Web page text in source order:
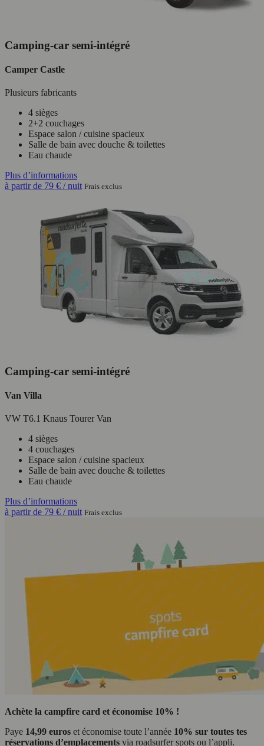
Camping-car semi-intégré
Camper Castle
Plusieurs fabricants
4 sièges
2+2 couchages
Espace salon / cuisine spacieux
Salle de bain avec douche & toilettes
Eau chaude
Plus d’informations
à partir de 79 € / nuit Frais exclus
Camping-car semi-intégré
Van Villa
VW T6.1 Knaus Tourer Van
4 sièges
4 couchages
Espace salon / cuisine spacieux
Salle de bain avec douche & toilettes
Eau chaude
Plus d’informations
à partir de 79 € / nuit Frais exclus
Achète la campfire card et économise 10% !
Paye 14,99 euros et économise toute l’année 10% sur toutes tes
réservations d’emplacements via roadsurfer spots ou l’appli.